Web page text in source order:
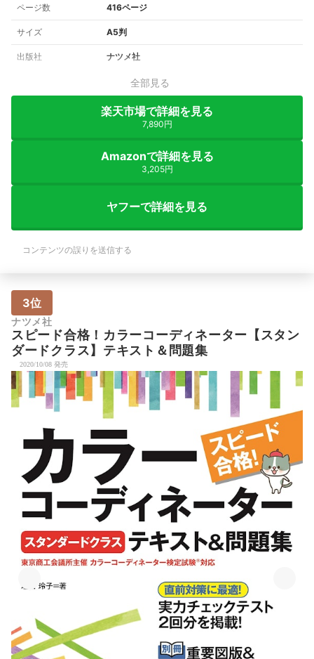
ページ数 416ページ
サイズ A5判
出版社 ナツメ社
全部見る
楽天市場で詳細を見る
7,890円
Amazonで詳細を見る
3,205円
ヤフーで詳細を見る
コンテンツの誤りを送信する
3位
ナツメ社
スピード合格！カラーコーディネーター【スタン
ダードクラス】テキスト＆問題集
2020/10/08 発売